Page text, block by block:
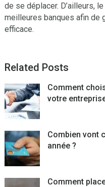
de se déplacer. D’ailleurs,
meilleures banques afin de
efficace.
Related Posts
Comment
votre
Combien vont
année ?
Comment